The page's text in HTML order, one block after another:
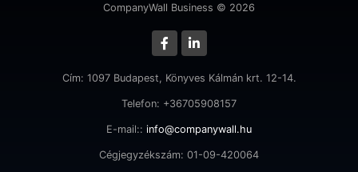
CompanyWall Business © 2026
Cím: 1097 Budapest, Könyves Kálmán krt. 12-14.
Telefon: +36705908157
E-mail:: info@companywall.hu
Cégjegyzékszám: 01-09-420064